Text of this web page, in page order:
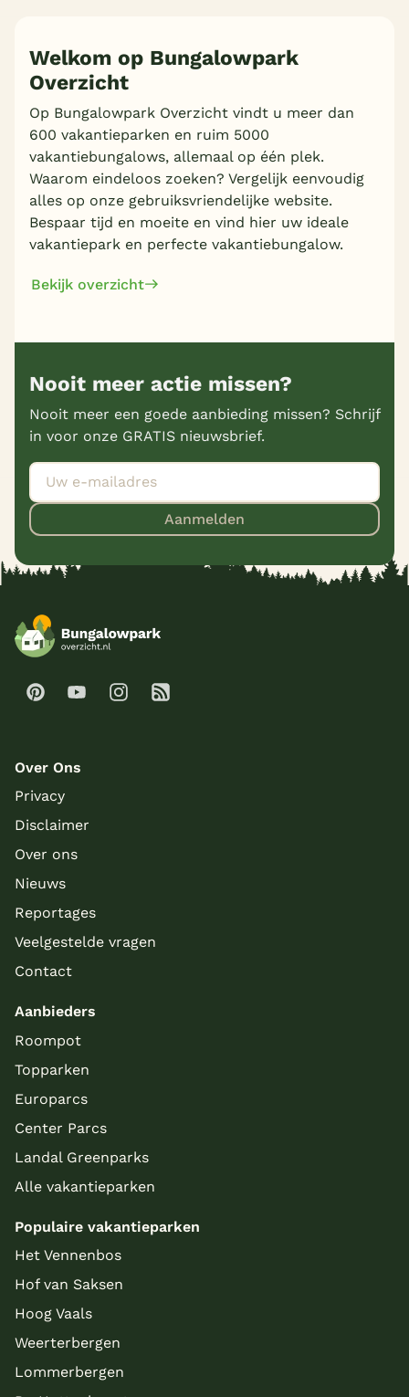
Meer inladen
Welkom op Bungalowpark
Overzicht
Op Bungalowpark Overzicht vindt u meer dan
600 vakantieparken en ruim 5000
vakantiebungalows, allemaal op één plek.
Waarom eindeloos zoeken? Vergelijk eenvoudig
alles op onze gebruiksvriendelijke website.
Bespaar tijd en moeite en vind hier uw ideale
vakantiepark en perfecte vakantiebungalow.
Bekijk overzicht
Nooit meer actie missen?
Nooit meer een goede aanbieding missen? Schrijf
in voor onze GRATIS nieuwsbrief.
Aanmelden
Over Ons
Privacy
Disclaimer
Over ons
Nieuws
Reportages
Veelgestelde vragen
Contact
Aanbieders
Roompot
Topparken
Europarcs
Center Parcs
Landal Greenparks
Alle vakantieparken
Populaire vakantieparken
Het Vennenbos
Hof van Saksen
Hoog Vaals
Weerterbergen
Lommerbergen